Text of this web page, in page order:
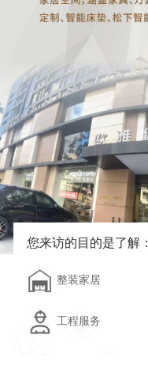
您来访的目的是了解：
整装家居
工程服务